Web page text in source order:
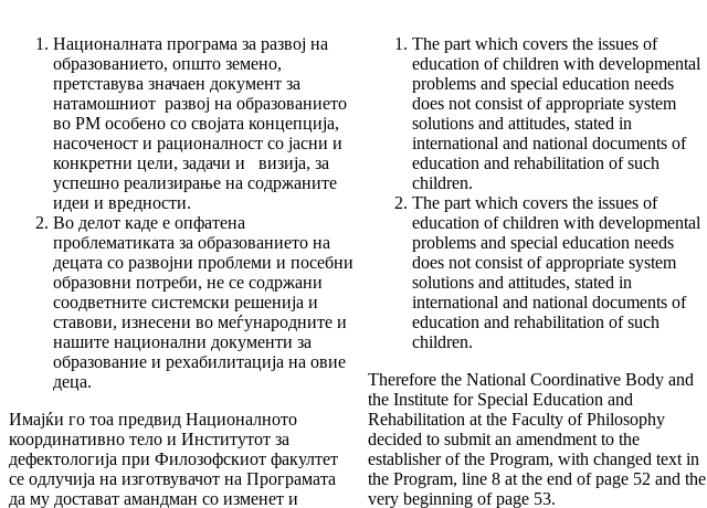
Националната програма за развој на
образованието, општо земено,
претставува значаен документ за
натамошниот развој на образованието
во РМ особено со својата концепција,
насоченост и рационалност со јасни и
конкретни цели, задачи и визија, за
успешно реализирање на содржаните
идеи и вредности.
Во делот каде е опфатена
проблематиката за образованието на
децата со развојни проблеми и посебни
образовни потреби, не се содржани
соодветните системски решенија и
ставови, изнесени во меѓународните и
нашите национални документи за
образование и рехабилитација на овие
деца.
Имајќи го тоа предвид Националното
координативно тело и Институтот за
дефектологија при Филозофскиот факултет
се одлучија на изготвувачот на Програмата
да му достават амандман со изменет и
The part which covers the issues of
education of children with developmental
problems and special education needs
does not consist of appropriate system
solutions and attitudes, stated in
international and national documents of
education and rehabilitation of such
children.
The part which covers the issues of
education of children with developmental
problems and special education needs
does not consist of appropriate system
solutions and attitudes, stated in
international and national documents of
education and rehabilitation of such
children.
Therefore the National Coordinative Body and
the Institute for Special Education and
Rehabilitation at the Faculty of Philosophy
decided to submit an amendment to the
establisher of the Program, with changed text in
the Program, line 8 at the end of page 52 and the
very beginning of page 53.